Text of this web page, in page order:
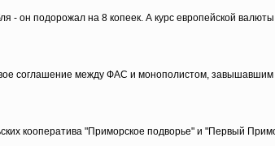
он подорожал на 8 копеек. А курс европейской
соглашение между ФАС и монополистом,
кооператива "Приморское подворье" и "Первый